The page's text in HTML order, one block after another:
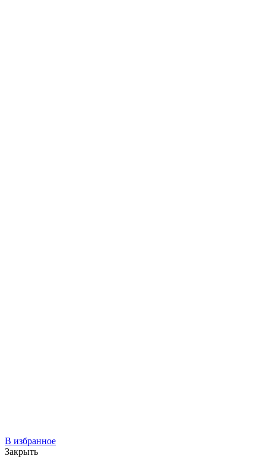
В избранное
Закрыть